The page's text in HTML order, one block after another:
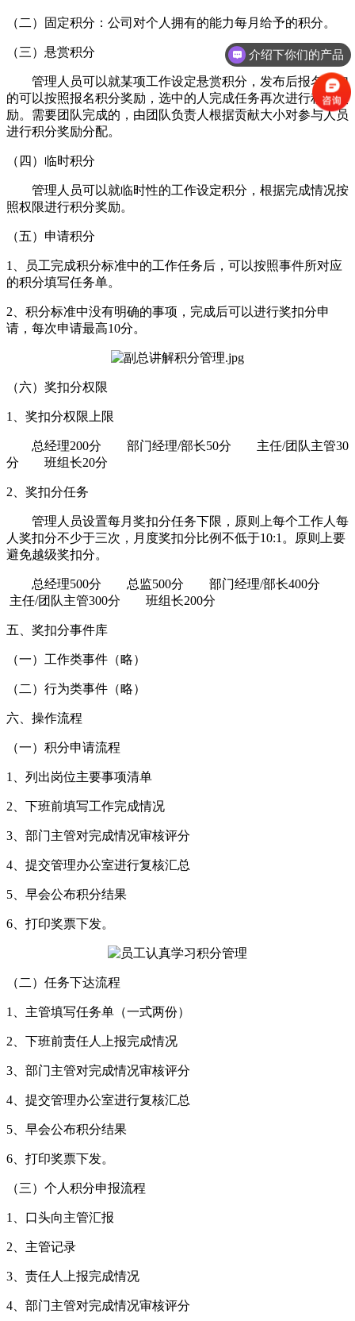
（二）固定积分：公司对个人拥有的能力每月给予的积分。
（三）悬赏积分
管理人员可以就某项工作设定悬赏积分，发布后报名参加
的可以按照报名积分奖励，选中的人完成任务再次进行积分奖
励。需要团队完成的，由团队负责人根据贡献大小对参与人员
进行积分奖励分配。
（四）临时积分
管理人员可以就临时性的工作设定积分，根据完成情况按
照权限进行积分奖励。
（五）申请积分
1、员工完成积分标准中的工作任务后，可以按照事件所对应
的积分填写任务单。
2、积分标准中没有明确的事项，完成后可以进行奖扣分申
请，每次申请最高10分。
（六）奖扣分权限
1、奖扣分权限上限
总经理200分 部门经理/部长50分 主任/团队主管30
分 班组长20分
2、奖扣分任务
管理人员设置每月奖扣分任务下限，原则上每个工作人每
人奖扣分不少于三次，月度奖扣分比例不低于10:1。原则上要
避免越级奖扣分。
总经理500分 总监500分 部门经理/部长400分
主任/团队主管300分 班组长200分
五、奖扣分事件库
（一）工作类事件（略）
（二）行为类事件（略）
六、操作流程
（一）积分申请流程
1、列出岗位主要事项清单
2、下班前填写工作完成情况
3、部门主管对完成情况审核评分
4、提交管理办公室进行复核汇总
5、早会公布积分结果
6、打印奖票下发。
（二）任务下达流程
1、主管填写任务单（一式两份）
2、下班前责任人上报完成情况
3、部门主管对完成情况审核评分
4、提交管理办公室进行复核汇总
5、早会公布积分结果
6、打印奖票下发。
（三）个人积分申报流程
1、口头向主管汇报
2、主管记录
3、责任人上报完成情况
4、部门主管对完成情况审核评分
介绍下你们的产品